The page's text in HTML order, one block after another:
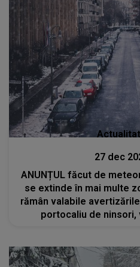
27 dec
ANUNȚUL făcut de
se extinde în mai multe
rămân valabile
portocaliu de ninsori,